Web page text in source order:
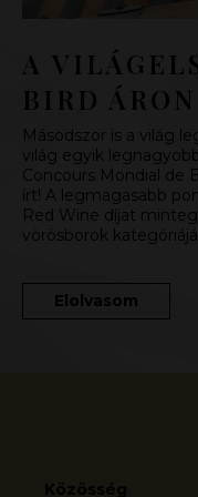
A
BIRD
Másodszor is a világ
világ egyik
Concours Mondial de
írt! A legmagasabb
Red Wine díjat
vörösborok
Elolvasom
Közösség